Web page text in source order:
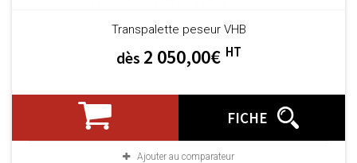
Transpalette peseur VHB
dès 2 050,00€ HT
FICHE
Ajouter au comparateur